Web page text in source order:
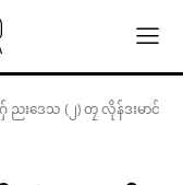
ညးဒေသ (၂) တၠ လိုန်ဒးမာင်